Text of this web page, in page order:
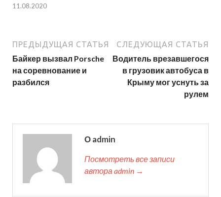
11.08.2020
ПРЕДЫДУЩАЯ СТАТЬЯ
Байкер вызвал Porsche
на соревнование и
разбился
СЛЕДУЮЩАЯ СТАТЬЯ
Водитель врезавшегося
в грузовик автобуса в
Крыму мог уснуть за
рулем
О admin
Посмотреть все записи
автора admin →